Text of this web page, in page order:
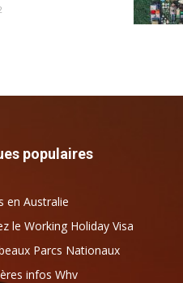
populaires
en Australie
le Working Holiday Visa
Parcs Nationaux
infos Whv